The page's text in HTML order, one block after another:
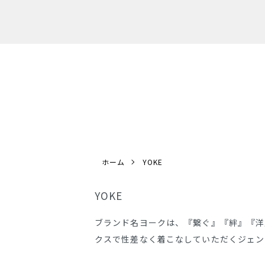
ホーム YOKE
YOKE
ブランド名ヨークは、『繋ぐ』『絆』『
クスで性差なく着こなしていただくジェ